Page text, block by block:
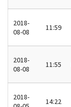
2018-
08-08
11:59
2018-
08-08
11:55
2018-
14:22